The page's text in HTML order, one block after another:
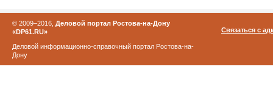
© 2009–2016, Деловой портал Ростова-на-Дону
«DP61.RU»
Деловой информационно-справочный портал Ростова-на-
Дону
Связаться с